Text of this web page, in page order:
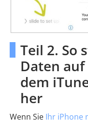
Teil 2. So
Daten
dem
her
Wenn Sie Ihr iPhone